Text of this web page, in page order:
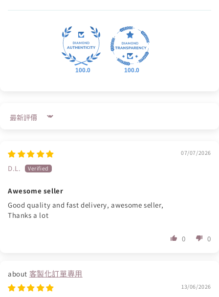
100.0 100.0
Sort by
07/07/2026
D.L.
Awesome seller
Good quality and fast delivery, awesome seller,
Thanks a lot
0 0
客製化訂單專用
13/06/2026